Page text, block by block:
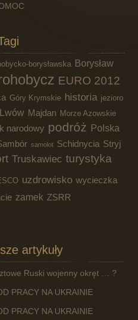
borysławska Borysław
EURO 2012
Góry Krymskie historia jezioro
Lwów Majdan Morze Azowskie
narodowy podróż Polska
samolot Schidnycia Stryj
Truskawiec turystyka
uzdrowisko wycieczka
zamek ZSRR
artykuły
Ruski wojenny okręt … ?
PRACY NA UKRAINIE
PRACY NA UKRAINIE